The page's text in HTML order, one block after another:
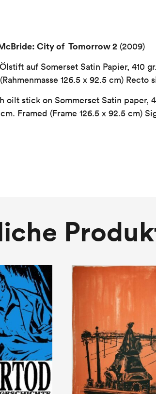
City of Tomorrow 2(2009)
auf Somerset Satin Papier, 410
126.5 x 92.5 cm) Recto
oilt stick on Sommerset Satin paper,
Framed (Frame 126.5 x 92.5 cm)